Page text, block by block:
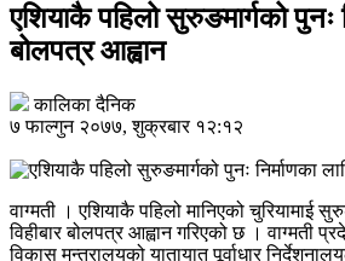
एशियाकै पहिलो सुरुङमार्गको पुनः
बोलपत्र आह्वान
कालिका दैनिक
७ फाल्गुन २०७७, शुक्रबार १२:१२
वाग्मती । एशियाकै पहिलो मानिएको चुरियामाई
विहीबार बोलपत्र आह्वान गरिएको छ । वाग्मती
विकास मन्त्रालयको यातायात पूर्वाधार